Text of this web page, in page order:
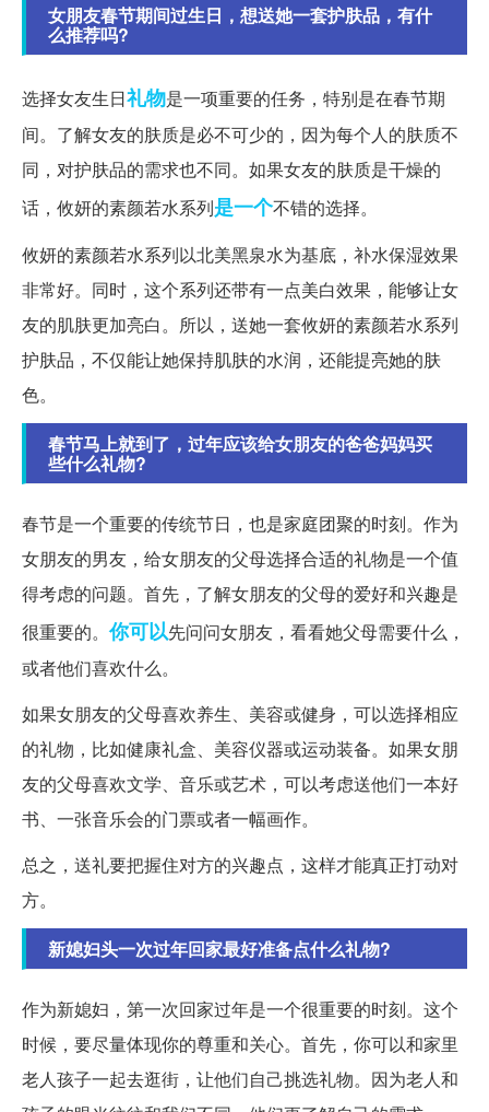
女朋友春节期间过生日，想送她一套护肤品，有什
么推荐吗?
选择女友生日礼物是一项重要的任务，特别是在春节期
间。了解女友的肤质是必不可少的，因为每个人的肤质不
同，对护肤品的需求也不同。如果女友的肤质是干燥的
话，攸妍的素颜若水系列是一个不错的选择。
攸妍的素颜若水系列以北美黑泉水为基底，补水保湿效果
非常好。同时，这个系列还带有一点美白效果，能够让女
友的肌肤更加亮白。所以，送她一套攸妍的素颜若水系列
护肤品，不仅能让她保持肌肤的水润，还能提亮她的肤
色。
春节马上就到了，过年应该给女朋友的爸爸妈妈买
些什么礼物?
春节是一个重要的传统节日，也是家庭团聚的时刻。作为
女朋友的男友，给女朋友的父母选择合适的礼物是一个值
得考虑的问题。首先，了解女朋友的父母的爱好和兴趣是
很重要的。你可以先问问女朋友，看看她父母需要什么，
或者他们喜欢什么。
如果女朋友的父母喜欢养生、美容或健身，可以选择相应
的礼物，比如健康礼盒、美容仪器或运动装备。如果女朋
友的父母喜欢文学、音乐或艺术，可以考虑送他们一本好
书、一张音乐会的门票或者一幅画作。
总之，送礼要把握住对方的兴趣点，这样才能真正打动对
方。
新媳妇头一次过年回家最好准备点什么礼物?
作为新媳妇，第一次回家过年是一个很重要的时刻。这个
时候，要尽量体现你的尊重和关心。首先，你可以和家里
老人孩子一起去逛街，让他们自己挑选礼物。因为老人和